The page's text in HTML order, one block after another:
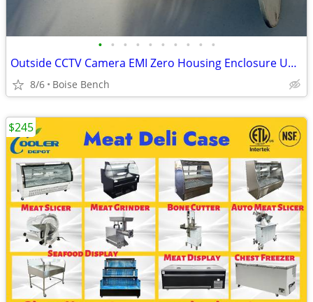
• • • • • • • • • •
Outside CCTV Camera EMI Zero Housing Enclosure Unknown Camera Inside
8/6 Boise Bench
$245